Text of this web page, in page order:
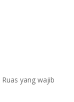
Ruas yang wajib